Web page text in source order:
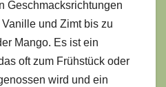
Geschmacksrichtungen
und Zimt bis zu
Mango. Es ist ein
oft zum Frühstück oder
wird und ein